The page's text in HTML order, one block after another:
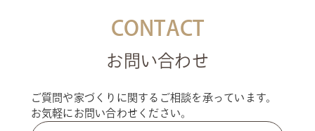
CONTACT
お問い合わせ
ご質問や家づくりに関するご相談を承っています。
お気軽にお問い合わせください。